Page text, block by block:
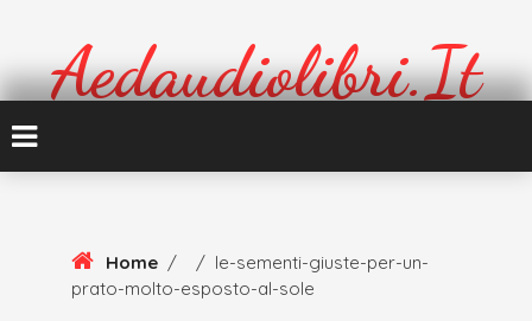
Aedaudiolibri.it
Home / / le-sementi-giuste-per-un-
prato-molto-esposto-al-sole